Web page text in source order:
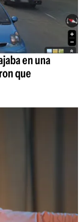
en una
que